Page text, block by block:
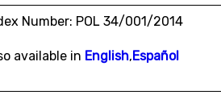
Number: POL 34/001/2014
available in English,Español